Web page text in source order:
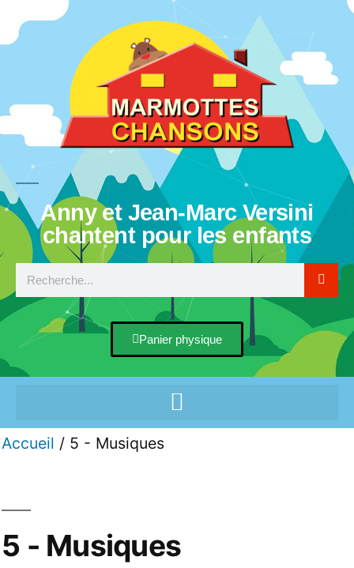
Anny et Jean-Marc Versini
chantent pour les enfants
Panier physique
Accueil / 5 - Musiques
5 - Musiques